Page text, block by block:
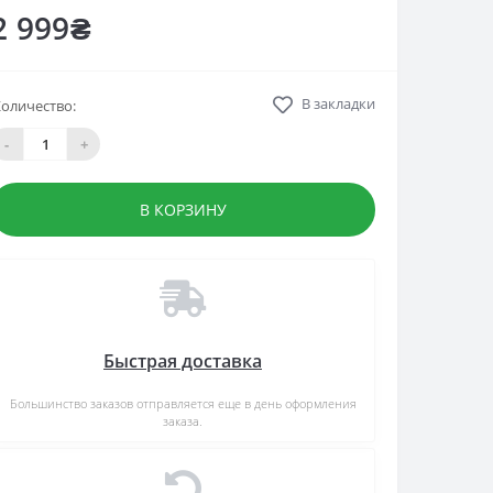
999₴
-
+
В закладки
В КОРЗИНУ
Быстрая доставка
Большинство заказов отправляется еще в день оформления
заказа.